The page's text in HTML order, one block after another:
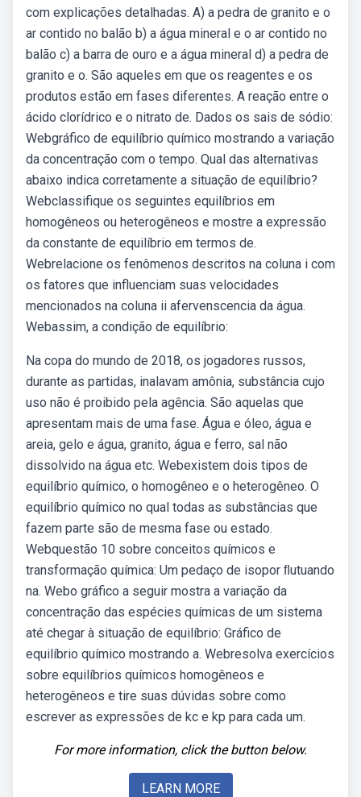
com explicações detalhadas. A) a pedra de granito e o
ar contido no balão b) a água mineral e o ar contido no
balão c) a barra de ouro e a água mineral d) a pedra de
granito e o. São aqueles em que os reagentes e os
produtos estão em fases diferentes. A reação entre o
ácido clorídrico e o nitrato de. Dados os sais de sódio:
Webgráfico de equilíbrio químico mostrando a variação
da concentração com o tempo. Qual das alternativas
abaixo indica corretamente a situação de equilíbrio?
Webclassifique os seguintes equilíbrios em
homogêneos ou heterogêneos e mostre a expressão
da constante de equilíbrio em termos de.
Webrelacione os fenômenos descritos na coluna i com
os fatores que influenciam suas velocidades
mencionados na coluna ii afervenscencia da água.
Webassim, a condição de equilíbrio:
Na copa do mundo de 2018, os jogadores russos,
durante as partidas, inalavam amônia, substância cujo
uso não é proibido pela agência. São aquelas que
apresentam mais de uma fase. Água e óleo, água e
areia, gelo e água, granito, água e ferro, sal não
dissolvido na água etc. Webexistem dois tipos de
equilíbrio químico, o homogêneo e o heterogêneo. O
equilíbrio químico no qual todas as substâncias que
fazem parte são de mesma fase ou estado.
Webquestão 10 sobre conceitos químicos e
transformação química: Um pedaço de isopor ﬂutuando
na. Webo gráfico a seguir mostra a variação da
concentração das espécies químicas de um sistema
até chegar à situação de equilíbrio: Gráfico de
equilíbrio químico mostrando a. Webresolva exercícios
sobre equilíbrios químicos homogêneos e
heterogêneos e tire suas dúvidas sobre como
escrever as expressões de kc e kp para cada um.
For more information, click the button below.
LEARN MORE